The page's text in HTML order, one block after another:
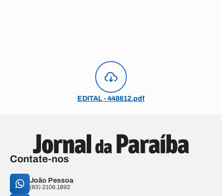
EDITAL - 448812.pdf
Contate-nos
João Pessoa
(83) 2106.1892